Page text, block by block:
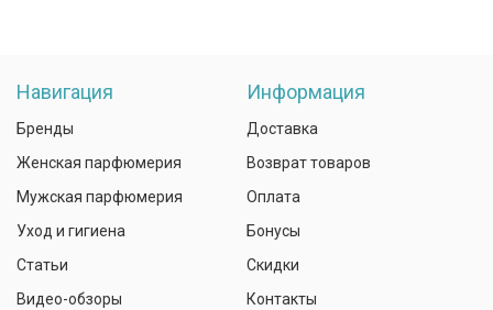
Навигация
Бренды
Женская парфюмерия
Мужская парфюмерия
Уход и гигиена
Статьи
Видео-обзоры
Информация
Доставка
Возврат товаров
Оплата
Бонусы
Скидки
Контакты